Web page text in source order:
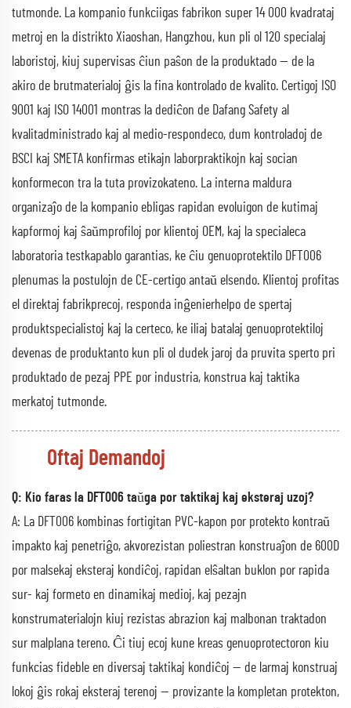
tutmonde. La kompanio funkciigas fabrikon super 14 000 kvadrataj
metroj en la distrikto Xiaoshan, Hangzhou, kun pli ol 120 specialaj
laboristoj, kiuj supervisas ĉiun paŝon de la produktado — de la
akiro de brutmaterialoj ĝis la fina kontrolado de kvalito. Certigoj ISO
9001 kaj ISO 14001 montras la dediĉon de Dafang Safety al
kvalitadministrado kaj al medio-respondeco, dum kontroladoj de
BSCI kaj SMETA konfirmas etikajn laborpraktikojn kaj socian
konformecon tra la tuta provizokateno. La interna maldura
organizaĵo de la kompanio ebligas rapidan evoluigon de kutimaj
kapformoj kaj ŝaŭmprofiloj por klientoj OEM, kaj la specialeca
laboratoria testkapablo garantias, ke ĉiu genuoprotektilo DFT006
plenumas la postulojn de CE-certigo antaŭ elsendo. Klientoj profitas
el direktaj fabrikprecoj, responda inĝenierhelpo de spertaj
produktspecialistoj kaj la certeco, ke iliaj batalaj genuoprotektiloj
devenas de produktanto kun pli ol dudek jaroj da pruvita sperto pri
produktado de pezaj PPE por industria, konstrua kaj taktika
merkatoj tutmonde.
Oftaj Demandoj
Q: Kio faras la DFT006 taŭga por taktikaj kaj eksteraj uzoj?
A: La DFT006 kombinas fortigitan PVC-kapon por protekto kontraŭ
impakto kaj penetriĝo, akvorezistan poliestran konstruaĵon de 600D
por malsekaj eksteraj kondiĉoj, rapidan elŝaltan buklon por rapida
sur- kaj formeto en dinamikaj medioj, kaj pezajn
konstrumaterialojn kiuj rezistas abrazion kaj malbonan traktadon
sur malplana tereno. Ĉi tiuj ecoj kune kreas genuoprotectoron kiu
funkcias fideble en diversaj taktikaj kondiĉoj — de larmaj konstruaj
lokoj ĝis rokaj eksteraj terenoj — provizante la kompletan protekton,